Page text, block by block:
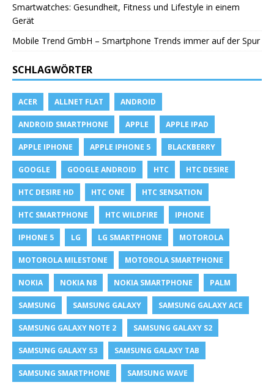
Smartwatches: Gesundheit, Fitness und Lifestyle in einem
Gerät
Mobile Trend GmbH – Smartphone Trends immer auf der Spur
SCHLAGWÖRTER
ACER ALLNET FLAT ANDROID
ANDROID SMARTPHONE APPLE APPLE IPAD
APPLE IPHONE APPLE IPHONE 5 BLACKBERRY
GOOGLE GOOGLE ANDROID HTC HTC DESIRE
HTC DESIRE HD HTC ONE HTC SENSATION
HTC SMARTPHONE HTC WILDFIRE IPHONE
IPHONE 5 LG LG SMARTPHONE MOTOROLA
MOTOROLA MILESTONE MOTOROLA SMARTPHONE
NOKIA NOKIA N8 NOKIA SMARTPHONE PALM
SAMSUNG SAMSUNG GALAXY SAMSUNG GALAXY ACE
SAMSUNG GALAXY NOTE 2 SAMSUNG GALAXY S2
SAMSUNG GALAXY S3 SAMSUNG GALAXY TAB
SAMSUNG SMARTPHONE SAMSUNG WAVE